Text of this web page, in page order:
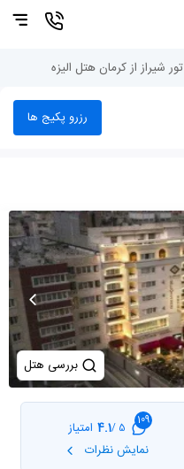
تور شیراز از کرمان هتل الیزه
رزرو پکیج ها
بررسی هتل
109
5 /
4.1 امتیاز
نمایش نظرات